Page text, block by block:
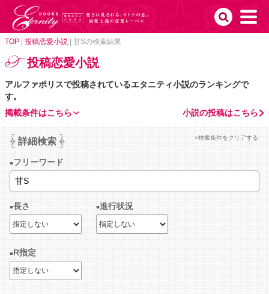
TOP 投稿恋愛小説 甘Sの検索結果
投稿恋愛小説
アルファポリスで投稿されているエタニティ小説のランキングで
す。
小説の投稿はこちら
掲載条件はこちら
詳細検索 ×検索条件をクリアする
フリーワード
長さ 進行状況
R指定